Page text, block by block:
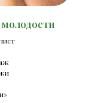
молодости